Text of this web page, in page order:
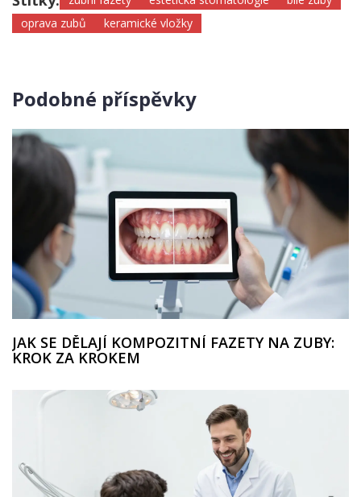
oprava zubů
keramické vložky
Podobné příspěvky
JAK SE DĚLAJÍ KOMPOZITNÍ FAZETY NA ZUBY:
KROK ZA KROKEM